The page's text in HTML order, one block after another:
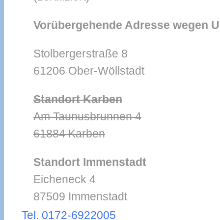
Vorübergehende Adresse wegen
Stolbergerstraße 8
61206 Ober-Wöllstadt
Standort Karben
Am Taunusbrunnen 4
61884 Karben
Standort Immenstadt
Eicheneck 4
87509 Immenstadt
Tel. 0172-6922005